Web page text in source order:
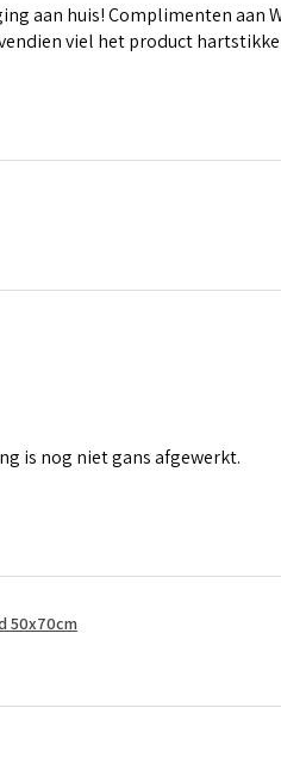
aan huis! Complimenten aan
viel het product
is nog niet gans afgewerkt.
50x70cm